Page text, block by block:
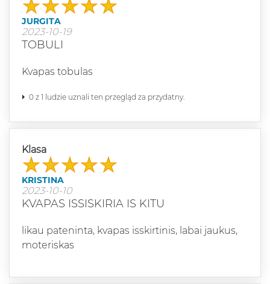
JURGITA
2023-10-19
TOBULI
Kvapas tobulas
0 z 1 ludzie uznali ten przegląd za przydatny.
Klasa
KRISTINA
2023-10-10
KVAPAS ISSISKIRIA IS KITU
likau pateninta, kvapas isskirtinis, labai jaukus,
moteriskas